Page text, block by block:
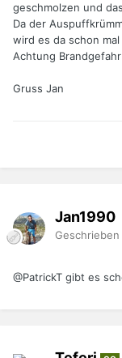
geschmolzen und
Da der
wird es da schon
Achtung
Gruss Jan
Jan1990
Geschrieben
@PatrickT gibt es